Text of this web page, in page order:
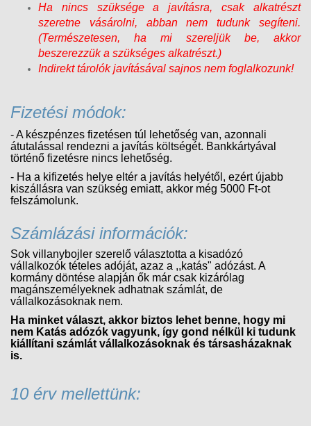
Ha nincs szüksége a javításra, csak alkatrészt
szeretne vásárolni, abban nem tudunk segíteni.
(Természetesen, ha mi szereljük be, akkor
beszerezzük a szükséges alkatrészt.)
Indirekt tárolók javításával sajnos nem foglalkozunk!
Fizetési módok:
- A készpénzes fizetésen túl lehetőség van, azonnali
átutalással rendezni a javítás költségét. Bankkártyával
történő fizetésre nincs lehetőség.
- Ha a kifizetés helye eltér a javítás helyétől, ezért újabb
kiszállásra van szükség emiatt, akkor még 5000 Ft-ot
felszámolunk.
Számlázási információk:
Sok villanybojler szerelő választotta a kisadózó
vállalkozók tételes adóját, azaz a ,,katás" adózást. A
kormány döntése alapján ők már csak kizárólag
magánszemélyeknek adhatnak számlát, de
vállalkozásoknak nem.
Ha minket választ, akkor biztos lehet benne, hogy mi
nem Katás adózók vagyunk, így gond nélkül ki tudunk
kiállítani számlát vállalkozásoknak és társasházaknak
is.
10 érv mellettünk: